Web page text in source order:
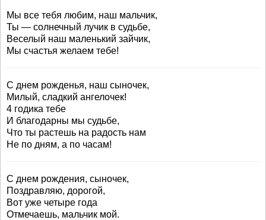
Мы все тебя любим, наш мальчик,
Ты — солнечный лучик в судьбе,
Веселый наш маленький зайчик,
Мы счастья желаем тебе!
С днем рожденья, наш сыночек,
Милый, сладкий ангелочек!
4 годика тебе
И благодарны мы судьбе,
Что ты растешь на радость нам
Не по дням, а по часам!
С днем рождения, сыночек,
Поздравляю, дорогой,
Вот уже четыре года
Отмечаешь, мальчик мой.